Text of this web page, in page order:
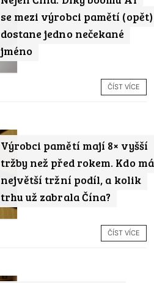
se mezi výrobci pamětí (opět)
dostane jedno nečekané
jméno
ČÍST VÍCE
Výrobci pamětí mají 8× vyšší
tržby než před rokem. Kdo má
největší tržní podíl, a kolik
trhu už zabrala Čína?
ČÍST VÍCE